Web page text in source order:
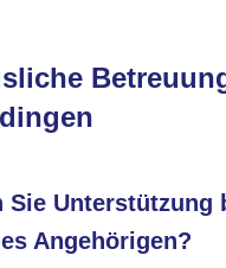
Sie Unterstützung
Angehörigen?